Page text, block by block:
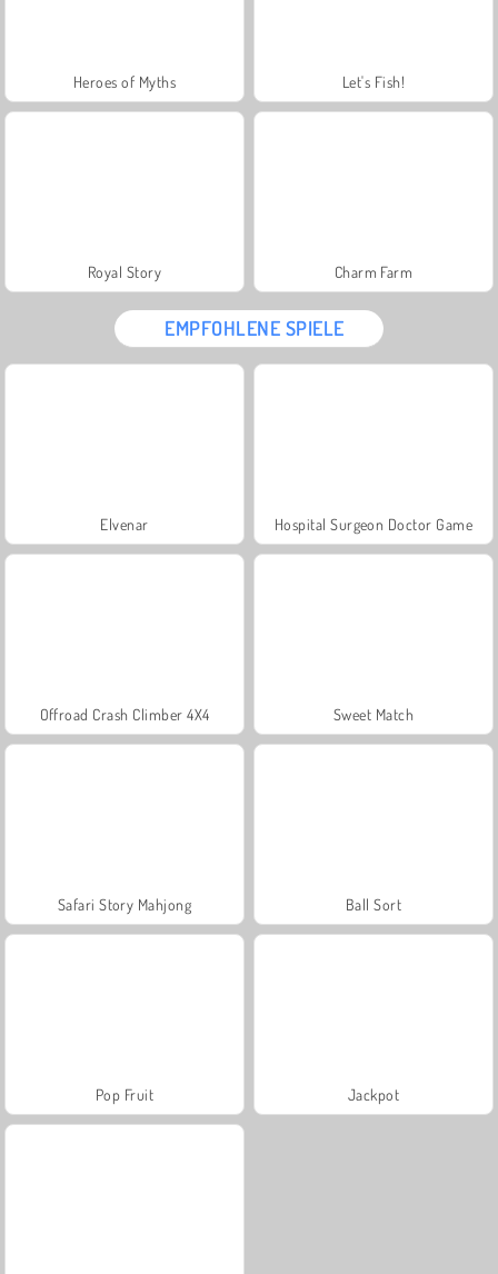
Heroes of Myths Let's Fish!
Royal Story Charm Farm
EMPFOHLENE SPIELE
Elvenar Hospital Surgeon Doctor Game
Offroad Crash Climber 4X4 Sweet Match
Safari Story Mahjong Ball Sort
Pop Fruit Jackpot